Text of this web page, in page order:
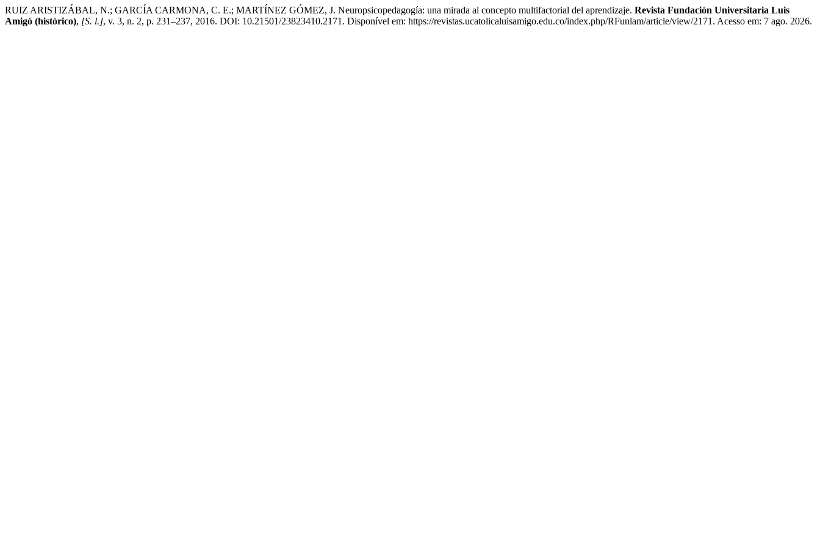
RUIZ ARISTIZÁBAL, N.; GARCÍA CARMONA, C. E.; MARTÍNEZ GÓMEZ, J. Neuropsicopedagogía: una mirada al concepto multifactorial del aprendizaje. Revista Fundación Universitaria Luis
Amigó (histórico), [S. l.], v. 3, n. 2, p. 231–237, 2016. DOI: 10.21501/23823410.2171. Disponível em: https://revistas.ucatolicaluisamigo.edu.co/index.php/RFunlam/article/view/2171. Acesso em: 7 ago. 2026.